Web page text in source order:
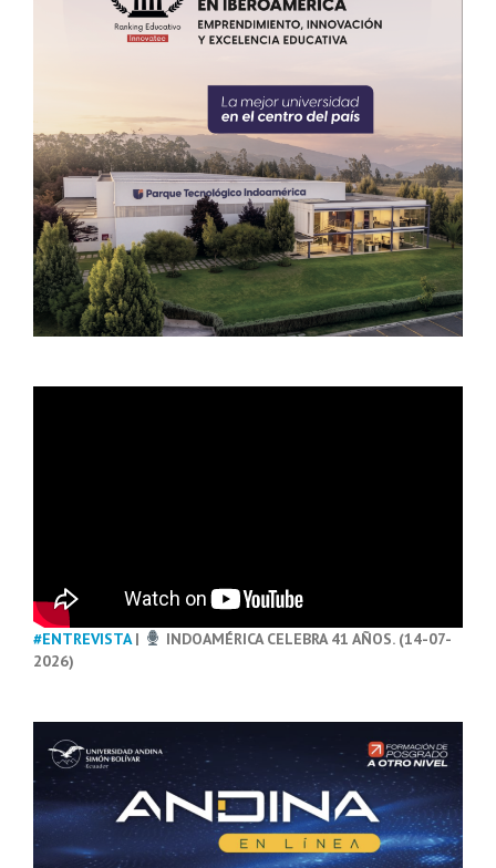
#ENTREVISTA|
INDOAMÉRICA CELEBRA 41 AÑOS. (14-07-
2026)